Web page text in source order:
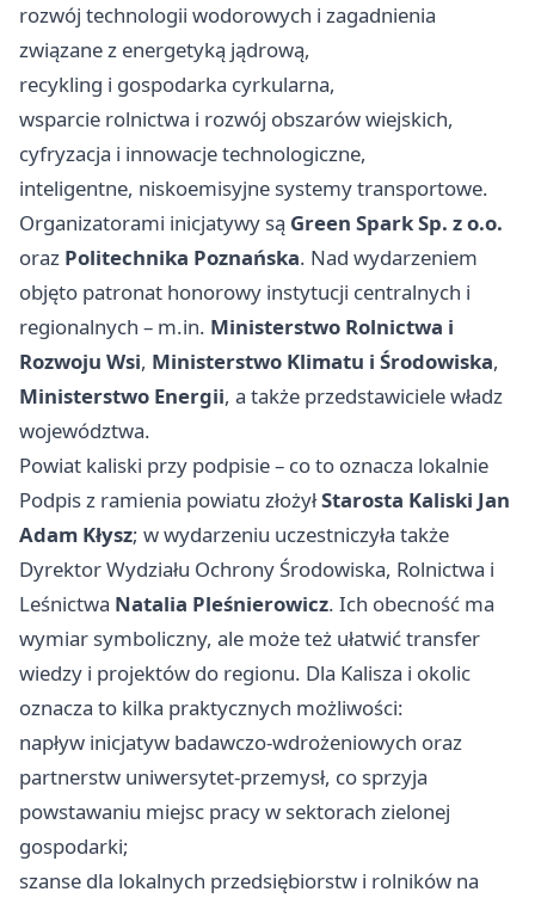
rozwój technologii wodorowych i zagadnienia
związane z energetyką jądrową,
recykling i gospodarka cyrkularna,
wsparcie rolnictwa i rozwój obszarów wiejskich,
cyfryzacja i innowacje technologiczne,
inteligentne, niskoemisyjne systemy transportowe.
Organizatorami inicjatywy są Green Spark Sp. z o.o.
oraz Politechnika Poznańska. Nad wydarzeniem
objęto patronat honorowy instytucji centralnych i
regionalnych – m.in. Ministerstwo Rolnictwa i
Rozwoju Wsi, Ministerstwo Klimatu i Środowiska,
Ministerstwo Energii, a także przedstawiciele władz
województwa.
Powiat kaliski przy podpisie – co to oznacza lokalnie
Podpis z ramienia powiatu złożyłStarosta Kaliski Jan
Adam Kłysz; w wydarzeniu uczestniczyła także
Dyrektor Wydziału Ochrony Środowiska, Rolnictwa i
Leśnictwa Natalia Pleśnierowicz. Ich obecność ma
wymiar symboliczny, ale może też ułatwić transfer
wiedzy i projektów do regionu. Dla Kalisza i okolic
oznacza to kilka praktycznych możliwości:
napływ inicjatyw badawczo‑wdrożeniowych oraz
partnerstw uniwersytet‑przemysł, co sprzyja
powstawaniu miejsc pracy w sektorach zielonej
gospodarki;
szanse dla lokalnych przedsiębiorstw i rolników na